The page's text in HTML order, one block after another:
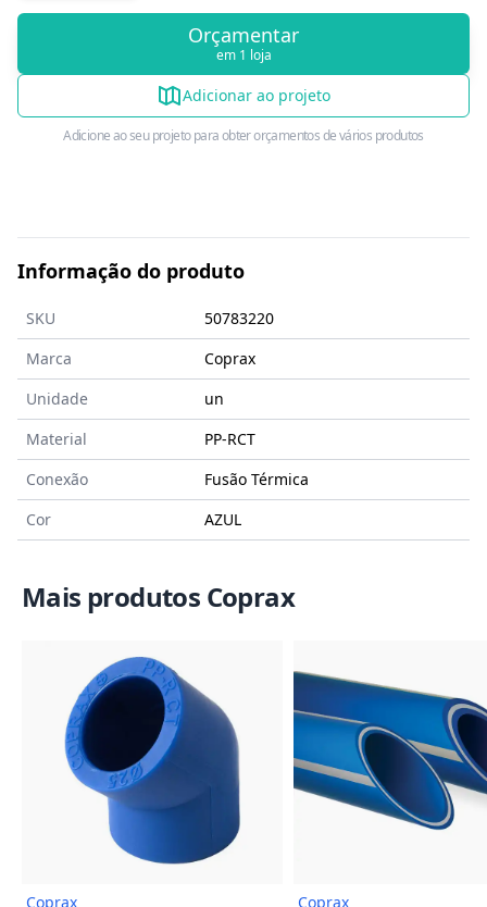
Orçamentar
em 1 loja
Adicionar ao projeto
Adicione ao seu projeto para obter orçamentos de vários produtos
Informação do produto
SKU
50783220
Marca
Coprax
Unidade
un
Material
PP-RCT
Conexão
Fusão Térmica
Cor
AZUL
Mais produtos Coprax
Imagem do Produto
Coprax Coprax